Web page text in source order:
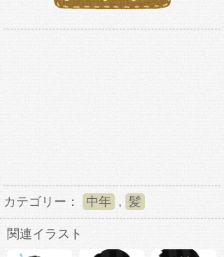
カテゴリー： 中年 , 髪
関連イラスト